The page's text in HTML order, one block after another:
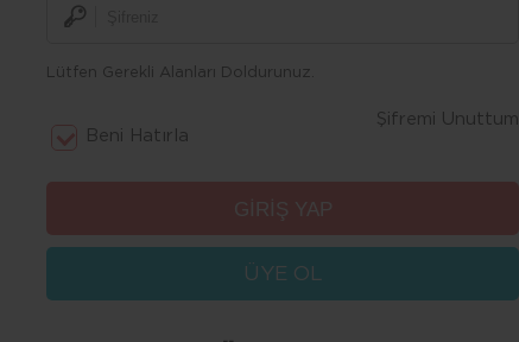
Lütfen Gerekli Alanları Doldurunuz.
Beni Hatırla
Şifremi Unuttum
ÜYE OL